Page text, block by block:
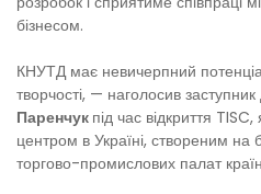
бізнесом.
КНУТД має невичерпний
творчості, — наголосив
Паренчук під час відкриття
центром в Україні, створеним на
торгово-промислових палат